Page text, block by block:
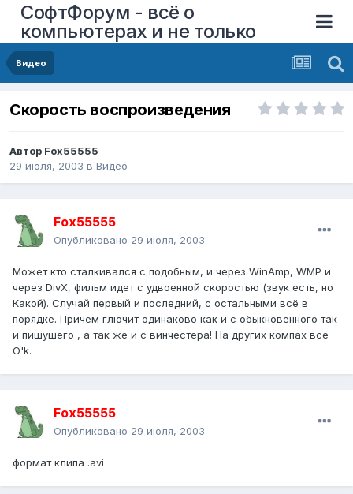
СофтФорум - всё о
компьютерах и не только
Видео
Скорость воспроизведения
Автор Fox55555
29 июля, 2003 в Видео
Fox55555
Опубликовано 29 июля, 2003
Может кто сталкивался с подобным, и через WinAmp, WMP и
через DivX, фильм идет с удвоенной скоростью (звук есть, но
Какой). Случай первый и последний, с остальными всё в
порядке. Причем глючит одинаково как и с обыкновенного так
и пишушего , а так же и с винчестера! На других компах все
O'k.
Fox55555
Опубликовано 29 июля, 2003
формат клипа .avi